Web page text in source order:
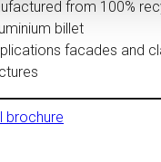
from 100%
billet
facades and
brochure